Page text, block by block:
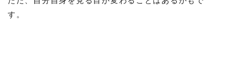
す。